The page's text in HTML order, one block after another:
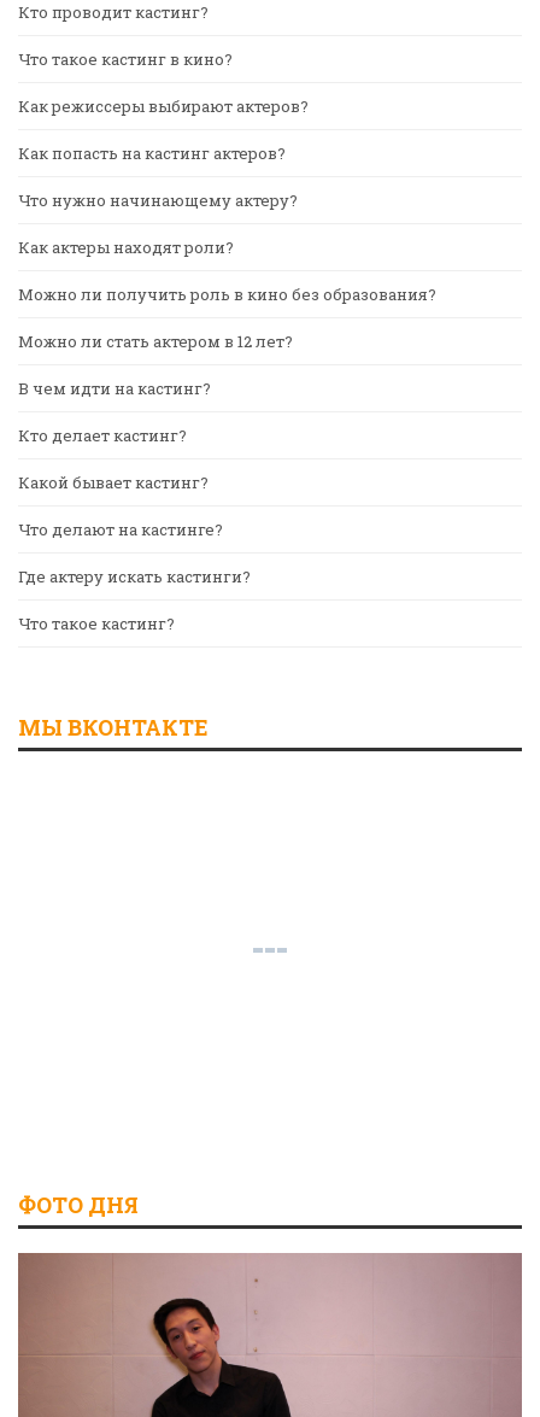
Кто проводит кастинг?
Что такое кастинг в кино?
Как режиссеры выбирают актеров?
Как попасть на кастинг актеров?
Что нужно начинающему актеру?
Как актеры находят роли?
Можно ли получить роль в кино без образования?
Можно ли стать актером в 12 лет?
В чем идти на кастинг?
Кто делает кастинг?
Какой бывает кастинг?
Что делают на кастинге?
Где актеру искать кастинги?
Что такое кастинг?
МЫ ВКОНТАКТЕ
ФОТО ДНЯ